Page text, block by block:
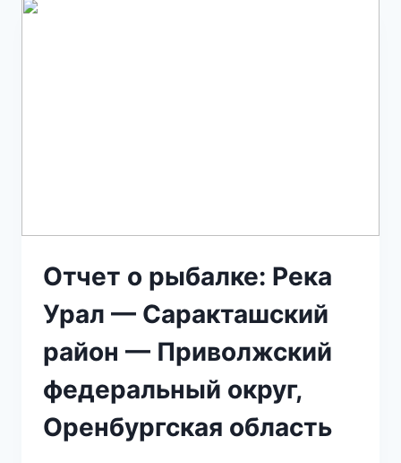
Отчет о рыбалке: Река
Урал — Саракташский
район — Приволжский
федеральный округ,
Оренбургская область